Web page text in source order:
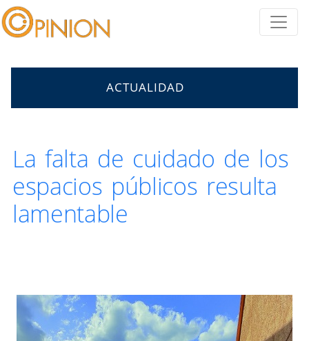
ACTUALIDAD
La falta de cuidado de los
espacios públicos resulta
lamentable